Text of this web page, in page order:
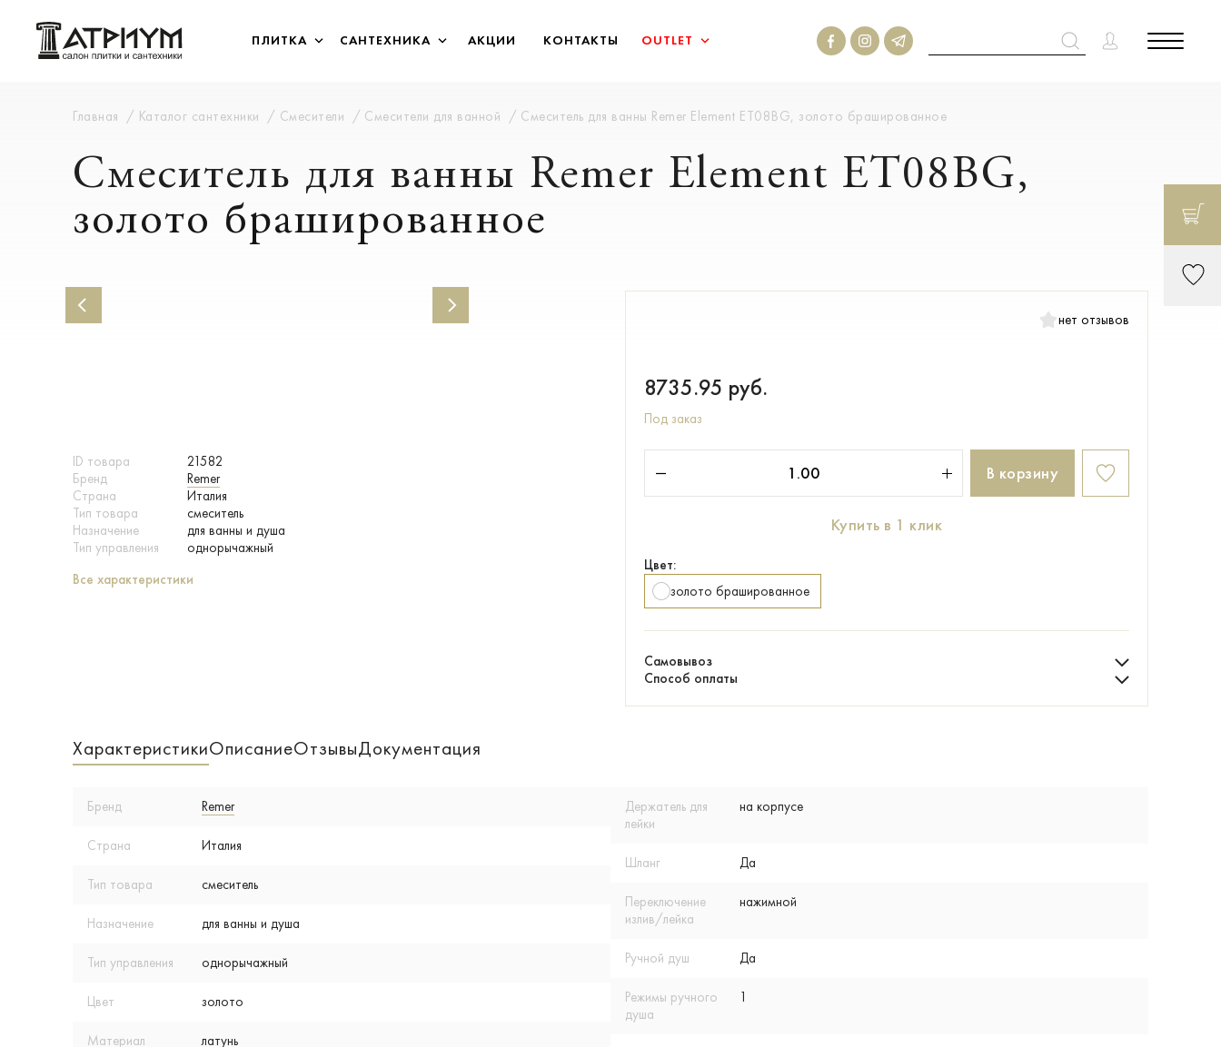
ПЛИТКА САНТЕХНИКА АКЦИИ КОНТАКТЫ OUTLET
Главная Каталог сантехники Смесители Смесители для ванной Смеситель для ванны Remer Element ET08BG, золото брашированное
Смеситель для ванны Remer Element ET08BG,
золото брашированное
ID товара
21582
Бренд
Remer
Страна
Италия
Тип товара
смеситель
Назначение
для ванны и душа
Тип управления
однорычажный
Все характеристики
нет отзывов
8735.95 руб.
Под заказ
В корзину
Купить в 1 клик
Цвет:
золото брашированное
Самовывоз
Способ оплаты
ХарактеристикиОписаниеОтзывыДокументация
Бренд Remer
Страна Италия
Тип товара смеситель
Назначение для ванны и душа
Тип управления однорычажный
Цвет золото
Материал латунь
Держатель для
лейки
на корпусе
Шланг Да
Переключение
излив/лейка
нажимной
Ручной душ Да
Режимы ручного
душа
1